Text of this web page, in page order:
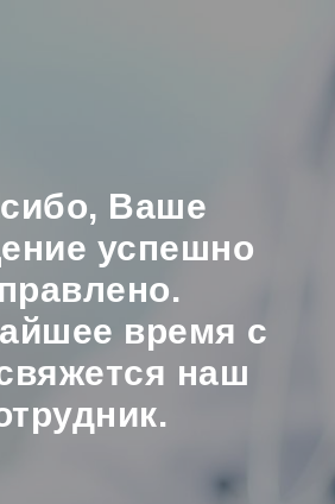
Ваше
успешно
время с
наш